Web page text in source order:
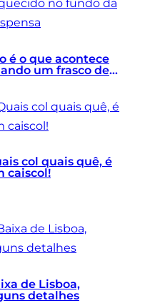
é o que acontece
um frasco de
col quais quê, é
caiscol!
de Lisboa,
detalhes